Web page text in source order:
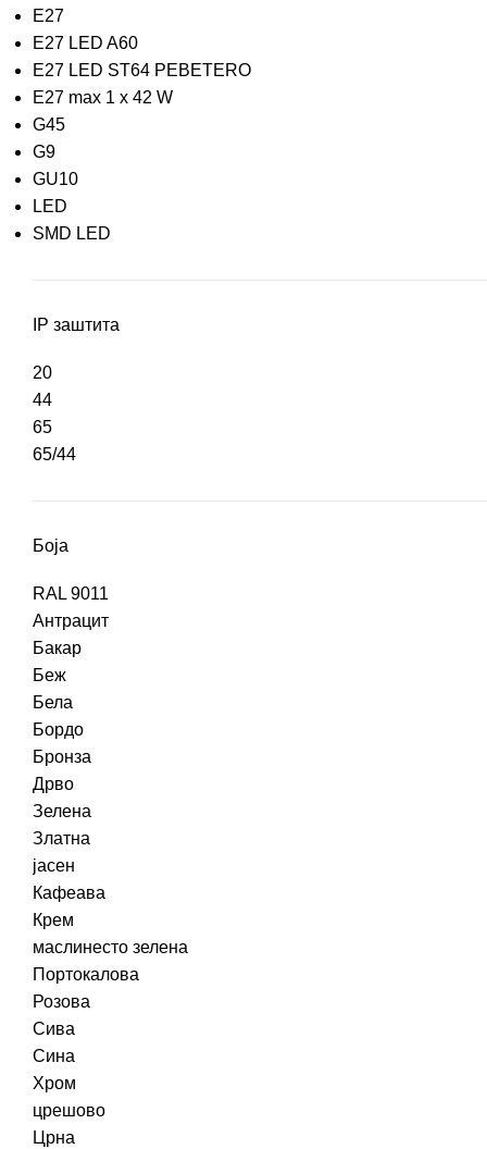
E27
E27 LED A60
E27 LED ST64 PEBETERO
E27 max 1 x 42 W
G45
G9
GU10
LED
SMD LED
IP заштита
20
44
65
65/44
Боја
RAL 9011
Антрацит
Бакар
Беж
Бела
Бордо
Бронза
Дрво
Зелена
Златна
јасен
Кафеава
Крем
маслинесто зелена
Портокалова
Розова
Сива
Сина
Хром
црешово
Црна